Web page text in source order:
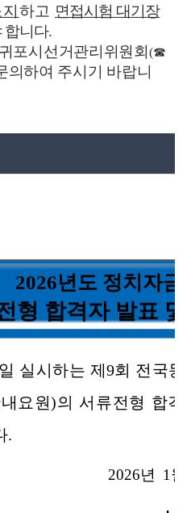
지하고 면접시험 대기장
합니다.
포시선거관리위원회(☎
의하여 주시기 바랍니